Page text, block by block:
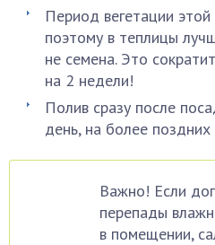
Период вегетации
поэтому в теплицы
не семена. Это
на 2 недели!
Полив сразу после
день, на более
Важно! Если
перепады
в помещении,